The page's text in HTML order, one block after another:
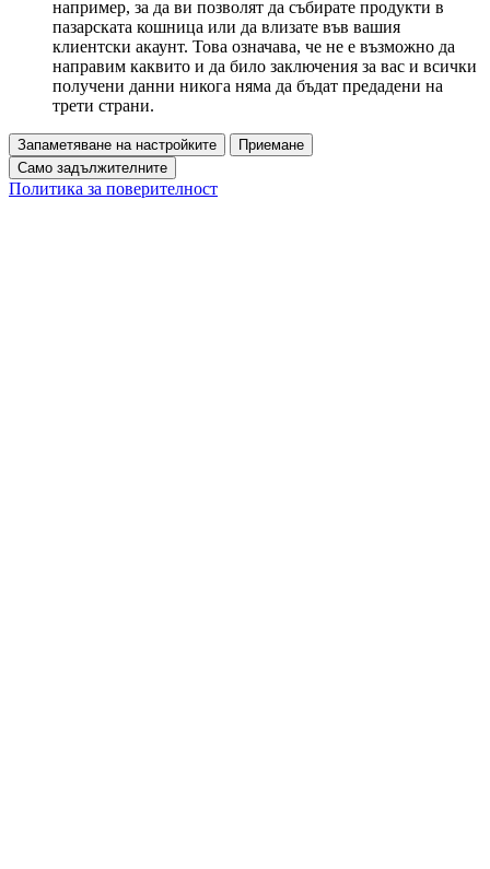
например, за да ви позволят да събирате продукти в
пазарската кошница или да влизате във вашия
клиентски акаунт. Това означава, че не е възможно да
направим каквито и да било заключения за вас и всички
получени данни никога няма да бъдат предадени на
трети страни.
Запаметяване на настройките
Приемане
Само задължителните
Политика за поверителност